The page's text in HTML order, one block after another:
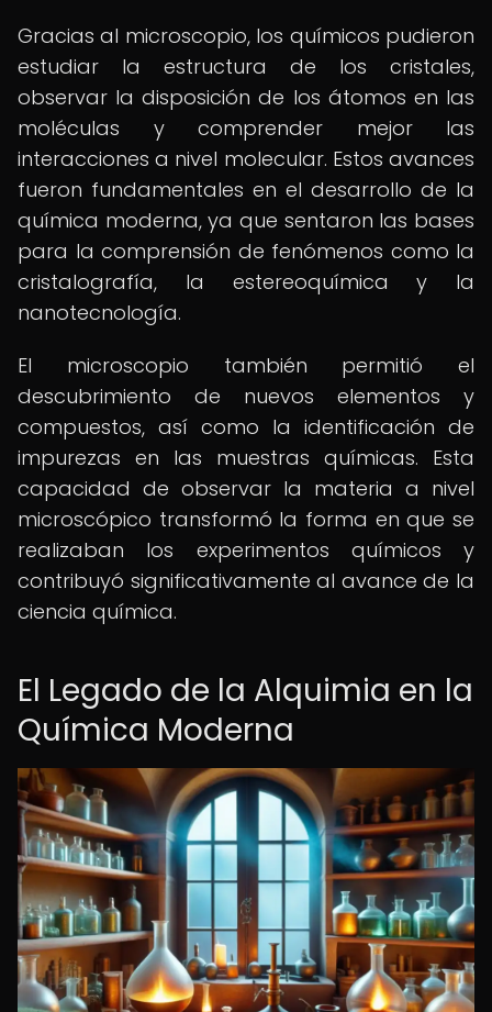
Gracias al microscopio, los químicos pudieron
estudiar la estructura de los cristales,
observar la disposición de los átomos en las
moléculas y comprender mejor las
interacciones a nivel molecular. Estos avances
fueron fundamentales en el desarrollo de la
química moderna, ya que sentaron las bases
para la comprensión de fenómenos como la
cristalografía, la estereoquímica y la
nanotecnología.
El microscopio también permitió el
descubrimiento de nuevos elementos y
compuestos, así como la identificación de
impurezas en las muestras químicas. Esta
capacidad de observar la materia a nivel
microscópico transformó la forma en que se
realizaban los experimentos químicos y
contribuyó significativamente al avance de la
ciencia química.
El Legado de la Alquimia en la
Química Moderna